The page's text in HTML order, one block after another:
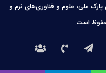
ملی، علوم و فناوری‌های نرم و
است.
تلگرامتماس درباره